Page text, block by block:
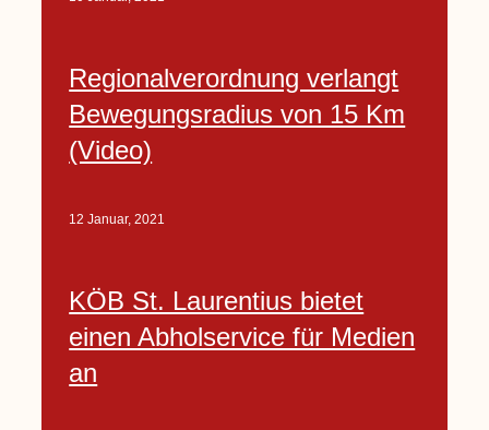
Regionalverordnung verlangt
Bewegungsradius von 15 Km
(Video)
12 Januar, 2021
KÖB St. Laurentius bietet
einen Abholservice für Medien
an